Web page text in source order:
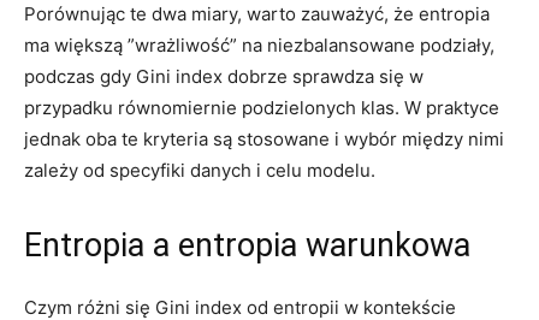
Porównując te dwa miary, warto zauważyć, że entropia
ma większą ​”wrażliwość” na niezbalansowane‍ podziały,
podczas gdy Gini index dobrze sprawdza się w
przypadku równomiernie podzielonych​ klas. W⁣ praktyce
‌jednak oba te ⁢kryteria są stosowane i wybór​ między nimi
zależy od specyfiki danych i celu modelu.
Entropia a entropia warunkowa
Czym różni się Gini index od entropii w kontekście